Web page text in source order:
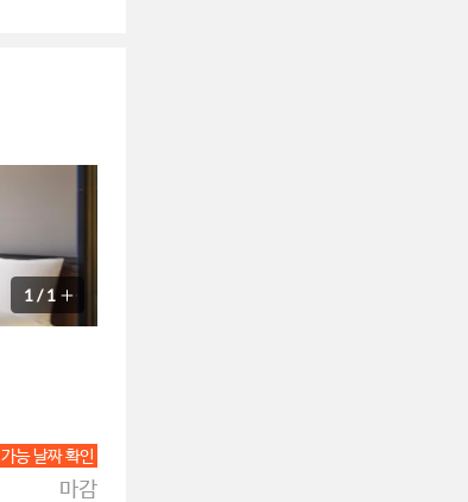
1/1
가능 날짜 확인
마감